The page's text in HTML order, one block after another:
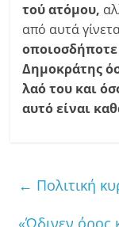
τού ατόμου,
από αυτά
Δημοκράτης
λαό του και
αυτό είναι
← Πολιτική
«Ώδινεν όρος